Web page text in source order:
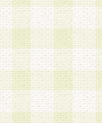
a.本サービ
b.会員から
c.モバイルリ
実施もしくは
d.その他これ
4.会員は、
合は、速や